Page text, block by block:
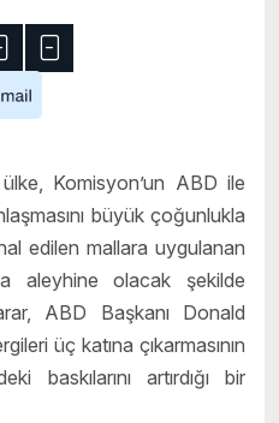
Komisyon’un ABD ile
büyük çoğunlukla
edilen mallara uygulanan
aleyhine olacak şekilde
ABD Başkanı Donald
üç katına çıkarmasının
baskılarını artırdığı bir